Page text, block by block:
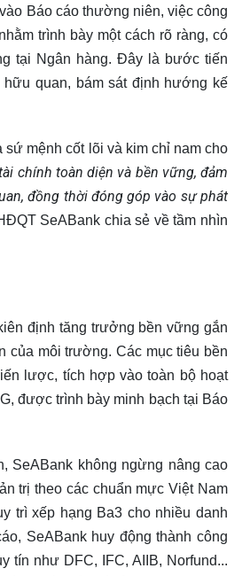
Báo cáo thường niên, việc công
trình bày một cách rõ ràng, có
tại Ngân hàng. Đây là bước tiến
quan, bám sát định hướng kế
mệnh cốt lõi và kim chỉ nam cho
chính toàn diện và bền vững, đảm
đồng thời đóng góp vào sự phát
SeABank chia sẻ về tầm nhìn
định tăng trưởng bền vững gắn
của môi trường. Các mục tiêu bền
lược, tích hợp vào toàn bộ hoạt
được trình bày minh bạch tại Báo
SeABank không ngừng nâng cao
trị theo các chuẩn mực Việt Nam
trì xếp hạng Ba3 cho nhiều danh
SeABank huy động thành công
tín như DFC, IFC, AIIB, Norfund...